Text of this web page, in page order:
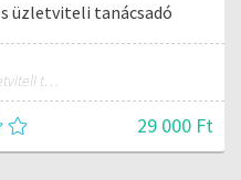
üzletviteli tanácsadó
Virtuális asszisztens,titkár, üzletviteli tanácsadó
29 000 Ft